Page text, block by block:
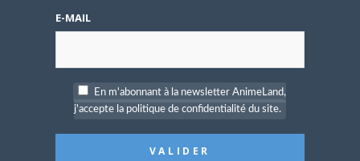
4 JUILLET 2026 0
Lors des prémices du
projet, il était déjà
demandé de suivre au
mieux le manga
E-MAIL
En m'abonnant à la newsletter AnimeLand,
j'accepte la politique de confidentialité du site.